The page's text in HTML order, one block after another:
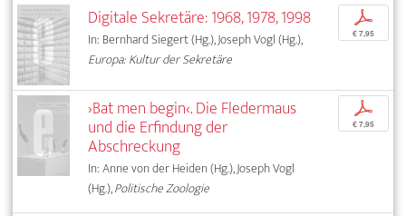
Digitale Sekretäre: 1968, 1978, 1998
In: Bernhard Siegert (Hg.), Joseph Vogl (Hg.),
Europa: Kultur der Sekretäre
p
€ 7,95
›Bat men begin‹. Die Fledermaus
und die Erfindung der
Abschreckung
In: Anne von der Heiden (Hg.), Joseph Vogl
(Hg.),Politische Zoologie
p
€ 7,95